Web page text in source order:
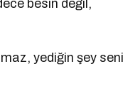
besin değil,
yediğin şey seni